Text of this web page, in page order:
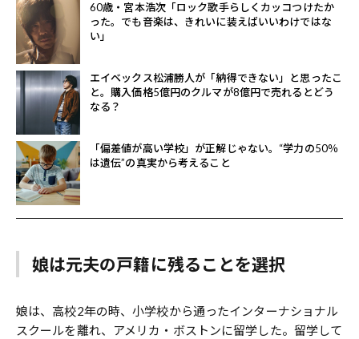
60歳・宮本浩次「ロック歌手らしくカッコつけたか
った。でも音楽は、きれいに装えばいいわけではな
い」
エイベックス松浦勝人が「納得できない」と思ったこ
と。購入価格5億円のクルマが8億円で売れるとどう
なる？
「偏差値が高い学校」が正解じゃない。“学力の50％
は遺伝”の真実から考えること
娘は元夫の戸籍に残ることを選択
娘は、高校2年の時、小学校から通ったインターナショナル
スクールを離れ、アメリカ・ボストンに留学した。留学して